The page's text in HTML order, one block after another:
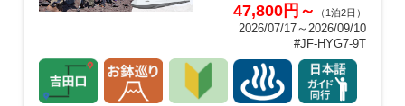
47,800円～ （1泊2日）
2026/07/17～2026/09/10
#JF-HYG7-9T